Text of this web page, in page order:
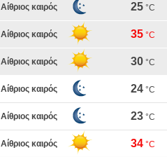
Αίθριος καιρός 25 °C
Αίθριος καιρός 35 °C
Αίθριος καιρός 30 °C
Αίθριος καιρός 24 °C
Αίθριος καιρός 23 °C
Αίθριος καιρός 34 °C